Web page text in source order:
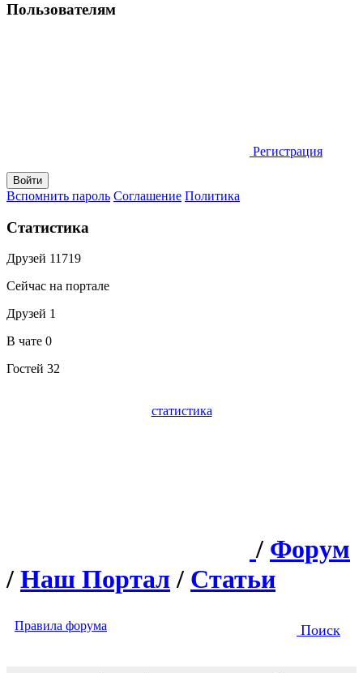
Пользователям
Регистрация
Вспомнить пароль Соглашение Политика
Статистика
Друзей 11719
Сейчас на портале
Друзей 1
В чате 0
Гостей 32
статистика
/ Форум
/ Наш Портал / Статьи
Правила форума Поиск